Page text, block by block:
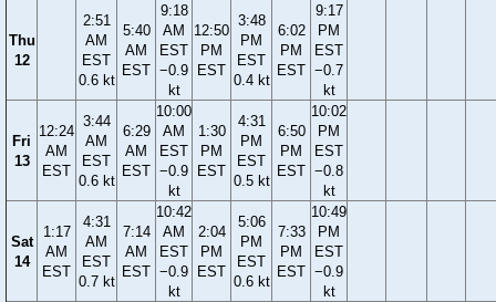
Thu
12
2:51
AM
EST
0.6 kt
5:40
AM
EST
9:18
AM
EST
−0.9
kt
12:50
PM
EST
3:48
PM
EST
0.4 kt
6:02
PM
EST
9:17
PM
EST
−0.7
kt
Fri
13
12:24
AM
EST
3:44
AM
EST
0.6 kt
6:29
AM
EST
10:00
AM
EST
−0.9
kt
1:30
PM
EST
4:31
PM
EST
0.5 kt
6:50
PM
EST
10:02
PM
EST
−0.8
kt
Sat
14
1:17
AM
EST
4:31
AM
EST
0.7 kt
7:14
AM
EST
10:42
AM
EST
−0.9
kt
2:04
PM
EST
5:06
PM
EST
0.6 kt
7:33
PM
EST
10:49
PM
EST
−0.9
kt